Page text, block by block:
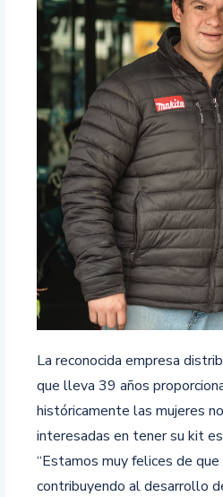
La reconocida empresa
que lleva 39 años
históricamente las mujeres
interesadas en tener su kit
“Estamos muy felices de
contribuyendo al desarrollo